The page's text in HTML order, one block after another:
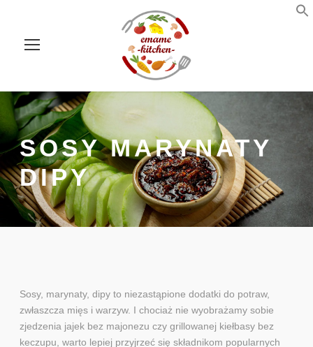
SOSY MARYNATY
DIPY
Sosy, marynaty, dipy to niezastąpione dodatki do potraw,
zwłaszcza mięs i warzyw. I chociaż nie wyobrażamy sobie
zjedzenia jajek bez majonezu czy grillowanej kiełbasy bez
keczupu, warto lepiej przyjrzeć się składnikom popularnych